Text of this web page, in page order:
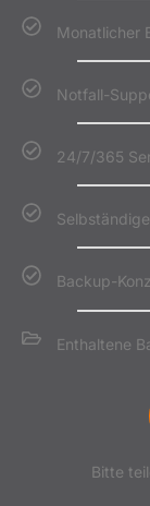
Monatlicher
Notfall-
24/7/365
Backup-
Enthaltene
Bitte